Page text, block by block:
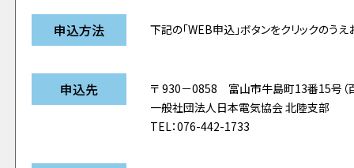
申込方法 下記の「WEB申込」ボタンをクリックのうえ
申込先
〒 930－0858 富山市牛島町13番15号（
一般社団法人日本電気協会 北陸支部
TEL：076-442-1733